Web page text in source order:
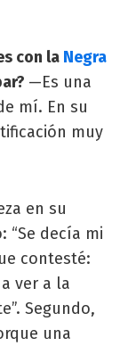
con la Negra
—Es una
mí. En su
muy
en su
“Se decía mi
contesté:
ver a la
Segundo,
una